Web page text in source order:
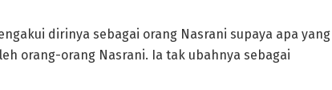
dirinya sebagai orang Nasrani supaya apa yang
orang-orang Nasrani. Ia tak ubahnya sebagai